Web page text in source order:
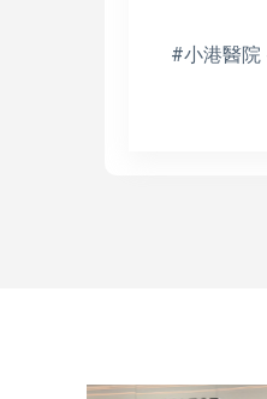
#小港醫院